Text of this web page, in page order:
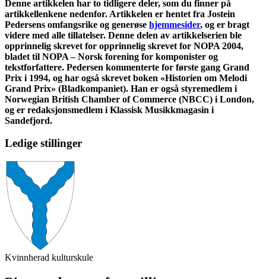
Denne artikkelen har to tidligere deler, som du finner på
artikkellenkene nedenfor. Artikkelen er hentet fra Jostein
Pedersens omfangsrike og generøse hjemmesider, og er bragt
videre med alle tillatelser. Denne delen av artikkelserien ble
opprinnelig skrevet for opprinnelig skrevet for NOPA 2004,
bladet til NOPA – Norsk forening for komponister og
tekstforfattere. Pedersen kommenterte for første gang Grand
Prix i 1994, og har også skrevet boken «Historien om Melodi
Grand Prix» (Bladkompaniet). Han er også styremedlem i
Norwegian British Chamber of Commerce (NBCC) i London,
og er redaksjonsmedlem i Klassisk Musikkmagasin i
Sandefjord.
Ledige stillinger
Kvinnherad kulturskule